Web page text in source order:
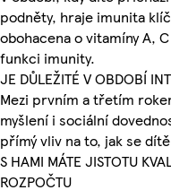
podněty, hraje imunita
obohacena o vitamíny A,
funkci imunity.
JE DŮLEŽITÉ V OBDOBÍ
Mezi prvním a třetím
myšlení i sociální
přímý vliv na to, jak se
S HAMI MÁTE JISTOTU
ROZPOČTU